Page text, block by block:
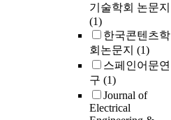
기술학회 논문지
(1)
한국콘텐츠학
회논문지 (1)
스페인어문연
구 (1)
Journal of
Electrical